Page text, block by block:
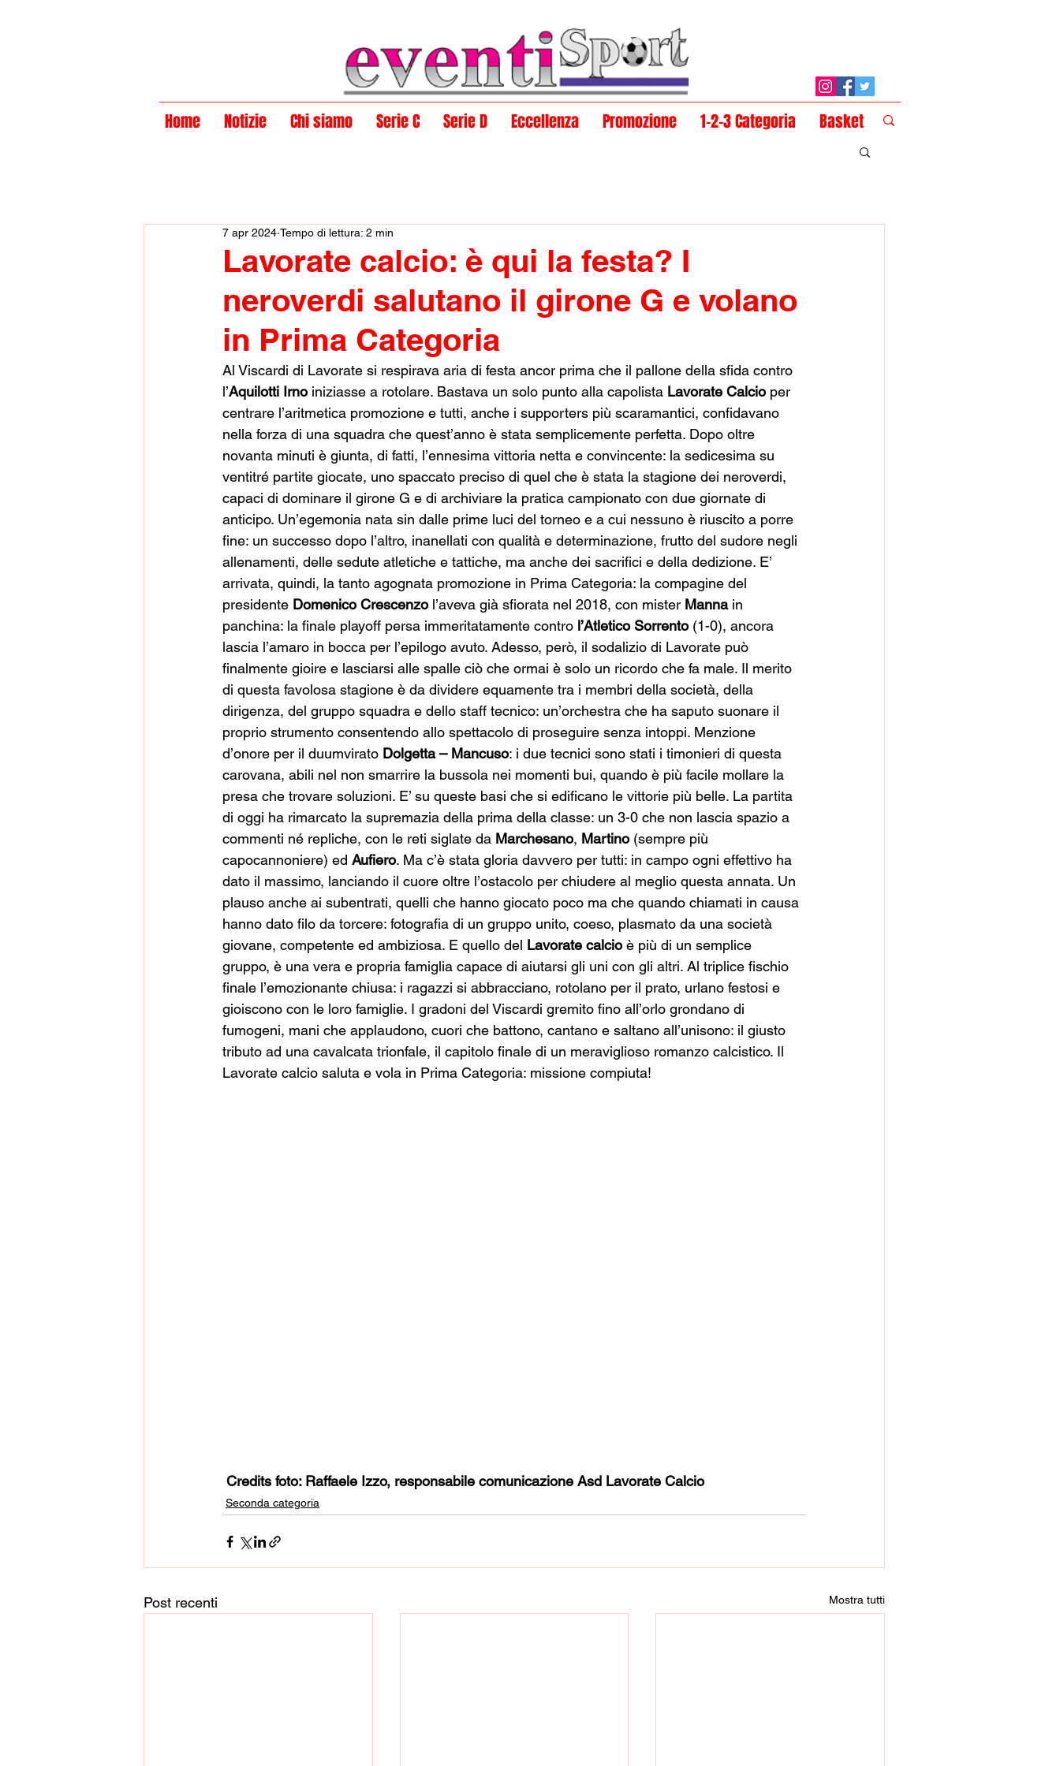
Home Notizie Chi siamo Serie C Serie D Eccellenza Promozione 1-2-3 Categoria Basket
Lavorate calcio: è qui la festa? I
neroverdi salutano il girone G e volano
in Prima Categoria
7 apr 2024 Tempo di lettura: 2 min
Al Viscardi di Lavorate si respirava aria di festa ancor prima che il pallone della sfida contro
l’Aquilotti Irno iniziasse a rotolare. Bastava un solo punto alla capolista Lavorate Calcio per
centrare l’aritmetica promozione e tutti, anche i supporters più scaramantici, confidavano
nella forza di una squadra che quest’anno è stata semplicemente perfetta. Dopo oltre
novanta minuti è giunta, di fatti, l’ennesima vittoria netta e convincente: la sedicesima su
ventitré partite giocate, uno spaccato preciso di quel che è stata la stagione dei neroverdi,
capaci di dominare il girone G e di archiviare la pratica campionato con due giornate di
anticipo. Un’egemonia nata sin dalle prime luci del torneo e a cui nessuno è riuscito a porre
fine: un successo dopo l’altro, inanellati con qualità e determinazione, frutto del sudore negli
allenamenti, delle sedute atletiche e tattiche, ma anche dei sacrifici e della dedizione. E’
arrivata, quindi, la tanto agognata promozione in Prima Categoria: la compagine del
presidente Domenico Crescenzo l’aveva già sfiorata nel 2018, con mister Manna in
panchina: la finale playoff persa immeritatamente contro l’Atletico Sorrento (1-0), ancora
lascia l’amaro in bocca per l’epilogo avuto. Adesso, però, il sodalizio di Lavorate può
finalmente gioire e lasciarsi alle spalle ciò che ormai è solo un ricordo che fa male. Il merito
di questa favolosa stagione è da dividere equamente tra i membri della società, della
dirigenza, del gruppo squadra e dello staff tecnico: un’orchestra che ha saputo suonare il
proprio strumento consentendo allo spettacolo di proseguire senza intoppi. Menzione
d’onore per il duumvirato Dolgetta – Mancuso: i due tecnici sono stati i timonieri di questa
carovana, abili nel non smarrire la bussola nei momenti bui, quando è più facile mollare la
presa che trovare soluzioni. E’ su queste basi che si edificano le vittorie più belle. La partita
di oggi ha rimarcato la supremazia della prima della classe: un 3-0 che non lascia spazio a
commenti né repliche, con le reti siglate da Marchesano, Martino (sempre più
capocannoniere) ed Aufiero. Ma c’è stata gloria davvero per tutti: in campo ogni effettivo ha
dato il massimo, lanciando il cuore oltre l’ostacolo per chiudere al meglio questa annata. Un
plauso anche ai subentrati, quelli che hanno giocato poco ma che quando chiamati in causa
hanno dato filo da torcere: fotografia di un gruppo unito, coeso, plasmato da una società
giovane, competente ed ambiziosa. E quello del Lavorate calcio è più di un semplice
gruppo, è una vera e propria famiglia capace di aiutarsi gli uni con gli altri. Al triplice fischio
finale l’emozionante chiusa: i ragazzi si abbracciano, rotolano per il prato, urlano festosi e
gioiscono con le loro famiglie. I gradoni del Viscardi gremito fino all’orlo grondano di
fumogeni, mani che applaudono, cuori che battono, cantano e saltano all’unisono: il giusto
tributo ad una cavalcata trionfale, il capitolo finale di un meraviglioso romanzo calcistico. Il
Lavorate calcio saluta e vola in Prima Categoria: missione compiuta!
Credits foto: Raffaele Izzo, responsabile comunicazione Asd Lavorate Calcio
Seconda categoria
Post recenti Mostra tutti